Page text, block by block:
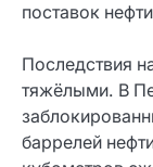
поставок
Последствия
тяжёлыми. В
баррелей